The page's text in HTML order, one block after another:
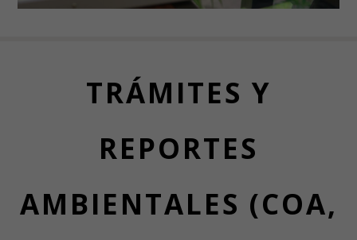
TRÁMITES Y
REPORTES
AMBIENTALES (COA,